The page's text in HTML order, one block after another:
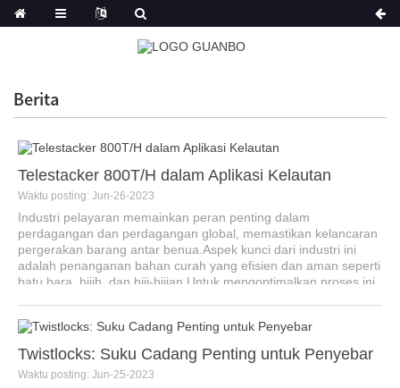
Berita
Telestacker 800T/H dalam Aplikasi Kelautan
Waktu posting: Jun-26-2023
Industri pelayaran memainkan peran penting dalam
perdagangan dan perdagangan global, memastikan kelancaran
pergerakan barang antar benua.Aspek kunci dari industri ini
adalah penanganan bahan curah yang efisien dan aman seperti
batu bara, bijih, dan biji-bijian.Untuk mengoptimalkan proses ini,
Twistlocks: Suku Cadang Penting untuk Penyebar
Waktu posting: Jun-25-2023